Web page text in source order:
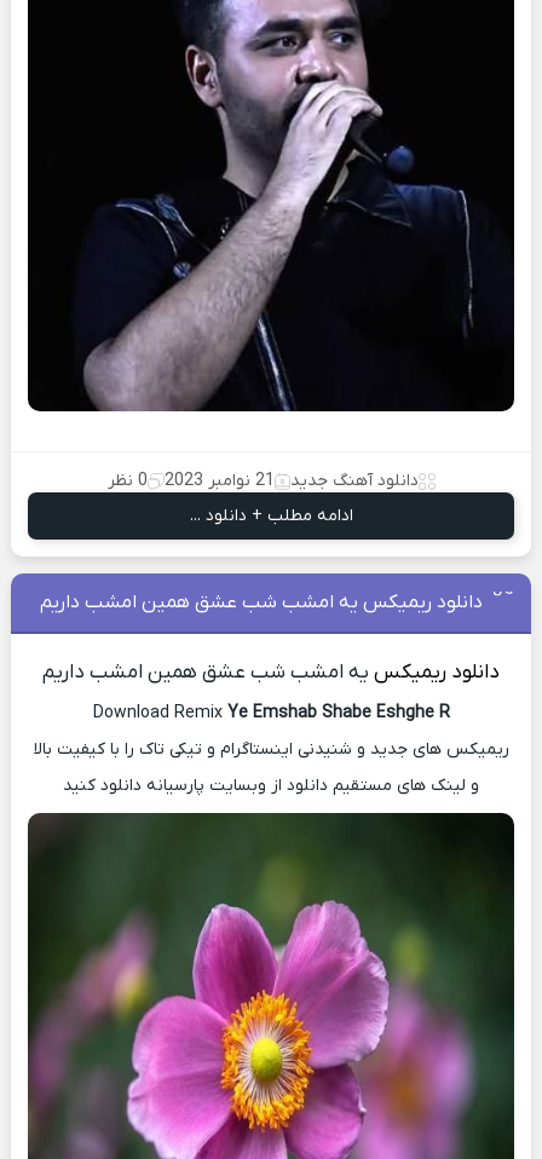
دانلود آهنگ جدید 21 نوامبر 2023
0 نظر
ادامه مطلب + دانلود ...
دانلود ریمیکس یه امشب شب عشق همین امشب داریم
دانلود ریمیکس یه امشب شب عشق همین امشب داریم
Download Remix Ye Emshab Shabe Eshghe R
ریمیکس های جدید و شنیدنی اینستاگرام و تیکی تاک را با کیفیت بالا
و لینک های مستقیم دانلود از وبسایت پارسیانه دانلود کنید